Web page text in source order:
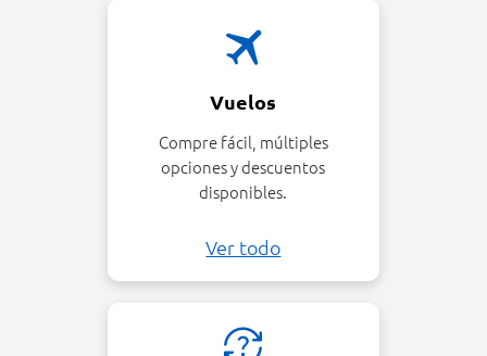
Compre fácil, múltiples
opciones y descuentos